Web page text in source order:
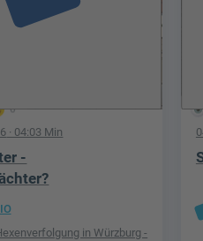
0
· 04:03 Min
-
in Würzburg -